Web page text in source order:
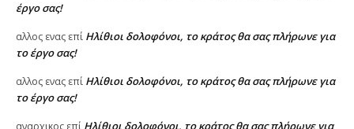
έργο σας!
αλλος ενας επί Ηλίθιοι δολοφόνοι, το κράτος θα σας πλήρωνε για
το έργο σας!
αλλος ενας επί Ηλίθιοι δολοφόνοι, το κράτος θα σας πλήρωνε για
το έργο σας!
αναρχικος επί Ηλίθιοι δολοφόνοι, το κράτος θα σας πλήρωνε για